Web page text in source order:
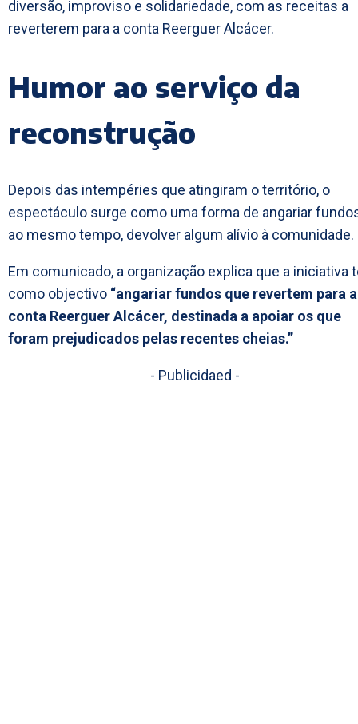
diversão, improviso e solidariedade, com as receitas a
reverterem para a conta Reerguer Alcácer.
Humor ao serviço da
reconstrução
Depois das intempéries que atingiram o território, o
espectáculo surge como uma forma de angariar
ao mesmo tempo, devolver algum alívio à comunidade.
Em comunicado, a organização explica que a iniciativa
como objectivo “angariar fundos que revertem para a
conta Reerguer Alcácer, destinada a apoiar os que
foram prejudicados pelas recentes cheias.”
- Publicidaed -